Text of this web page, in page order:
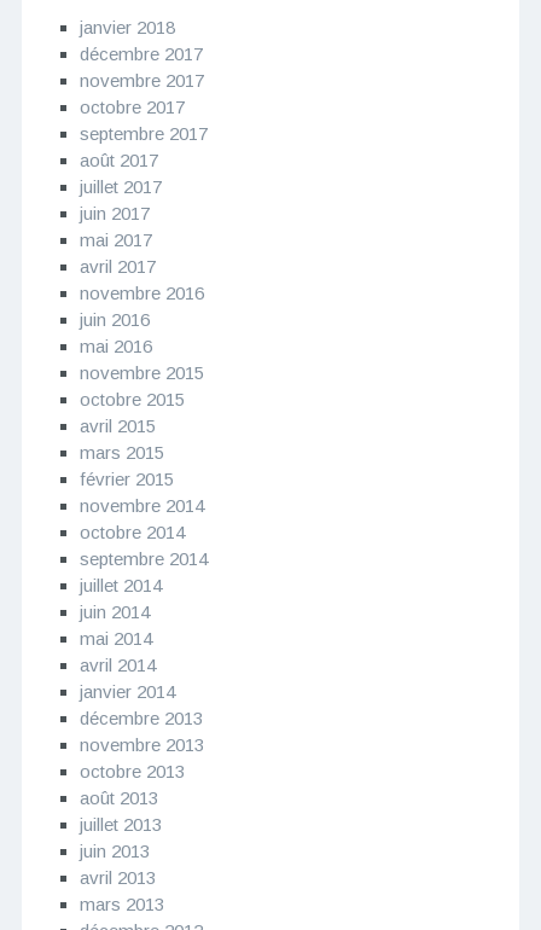
janvier 2018
décembre 2017
novembre 2017
octobre 2017
septembre 2017
août 2017
juillet 2017
juin 2017
mai 2017
avril 2017
novembre 2016
juin 2016
mai 2016
novembre 2015
octobre 2015
avril 2015
mars 2015
février 2015
novembre 2014
octobre 2014
septembre 2014
juillet 2014
juin 2014
mai 2014
avril 2014
janvier 2014
décembre 2013
novembre 2013
octobre 2013
août 2013
juillet 2013
juin 2013
avril 2013
mars 2013